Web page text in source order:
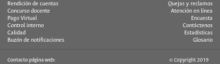
Rendición de cuentas
Concurso docente
Pago Virtual
Control interno
Calidad
Buzón de notificaciones
Quejas y reclamos
Atención en línea
Encuesta
Contáctenos
Estadísticas
Glosario
Contacto página web:
© Copyright 2019